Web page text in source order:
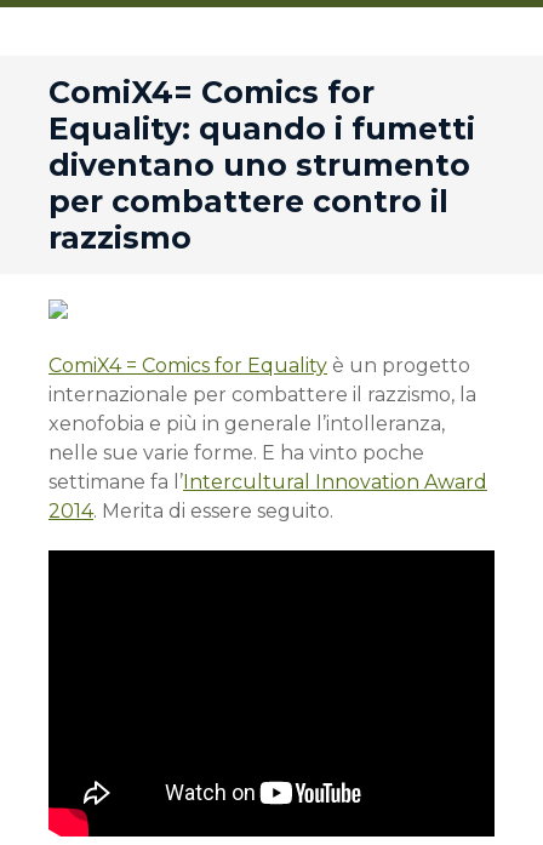
ComiX4= Comics for
Equality: quando i fumetti
diventano uno strumento
per combattere contro il
razzismo
ComiX4 = Comics for Equality è un progetto
internazionale per combattere il razzismo, la
xenofobia e più in generale l’intolleranza,
nelle sue varie forme. E ha vinto poche
settimane fa l’Intercultural Innovation Award
2014. Merita di essere seguito.